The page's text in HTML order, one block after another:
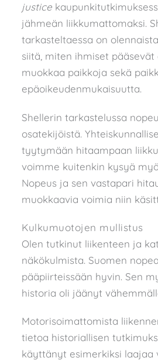
justice
jähmeän liikkumattomaksi.
tarkasteltaessa on
siitä, miten ihmiset
muokkaa paikkoja sekä
epäoikeudenmukaisuutta.
Shellerin tarkastelussa
osatekijöistä.
tyytymään hitaampaan
voimme kuitenkin kysyä
Nopeus ja sen vastapari
muokkaavia voimia niin
Kulkumuotojen mullistus
Olen tutkinut liikenteen ja
näkökulmista. Suomen
pääpiirteissään hyvin. Sen
historia oli jäänyt
Motorisoimattomista
tietoa historiallisen
käyttänyt esimerkiksi laajaa